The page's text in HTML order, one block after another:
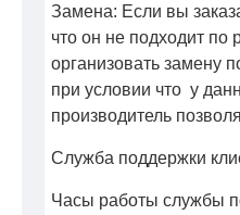
Замена: Если вы
что он не подходит по
организовать замену
при условии что у
производитель
Служба поддержки
Часы работы службы